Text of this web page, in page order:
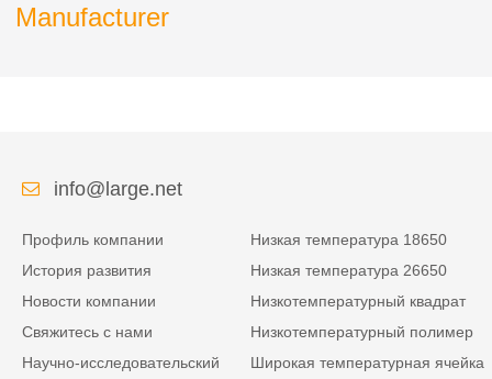
Manufacturer
info@large.net
Профиль компании
История развития
Новости компании
Свяжитесь с нами
Научно-исследовательский
Низкая температура 18650
Низкая температура 26650
Низкотемпературный квадрат
Низкотемпературный полимер
Широкая температурная ячейка